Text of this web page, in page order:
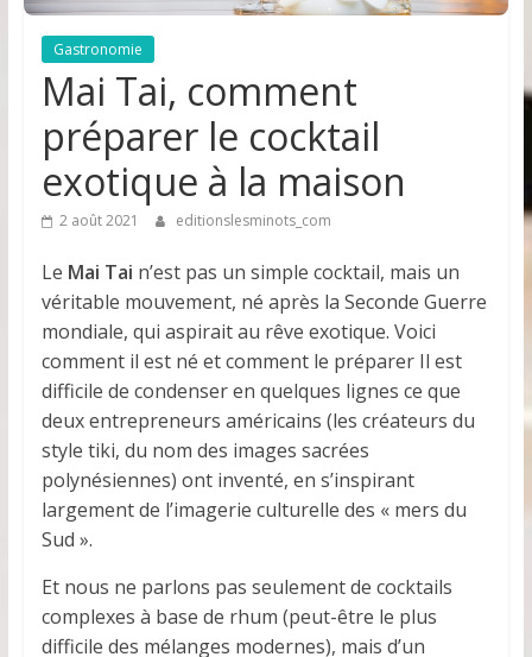
Gastronomie
Mai Tai, comment
préparer le cocktail
exotique à la maison
2 août 2021 editionslesminots_com
Le Mai Tai n’est pas un simple cocktail, mais un
véritable mouvement, né après la Seconde Guerre
mondiale, qui aspirait au rêve exotique. Voici
comment il est né et comment le préparer Il est
difficile de condenser en quelques lignes ce que
deux entrepreneurs américains (les créateurs du
style tiki, du nom des images sacrées
polynésiennes) ont inventé, en s’inspirant
largement de l’imagerie culturelle des « mers du
Sud ».
Et nous ne parlons pas seulement de cocktails
complexes à base de rhum (peut-être le plus
difficile des mélanges modernes), mais d’un